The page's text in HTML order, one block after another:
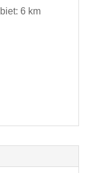
6 km